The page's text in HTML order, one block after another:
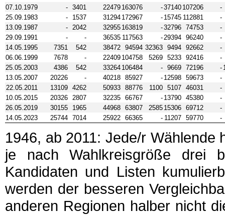
07.10.1979
- 3401 22479 163076 -37140 107206
-
25.09.1983
- 1537 31294 172967 - 15745 112881
-
13.09.1987
- 2042 32955 163819 -32796 74753
-
29.09.1991
- - 36535 117563 -29394 96240
-
14.05.1995
7351 542 38472 94594 32363 9494 92662
-
06.06.1999
7678 - 22409 104758 5269 5233 92416
-
25.05.2003
4386 542 33264 106484 - 9669 72196 -
13.05.2007
20226 - 40218 85927 - 12598 59673
-
22.05.2011
13109 4262 50933 88776 1100 5107 46031
-
10.05.2015
20326 2807 32235 66767 - 13790 45380
-
26.05.2019
30155 1965 44968 63807 2585 15306 69712
-
14.05.2023
25744 7014 25922 66365 - 11207 59770 -
1946, ab 2011: Jede/r Wählende
je nach Wahlkreisgröße
Kandidaten und Listen
werden der besseren
anderen Regionen halber nicht